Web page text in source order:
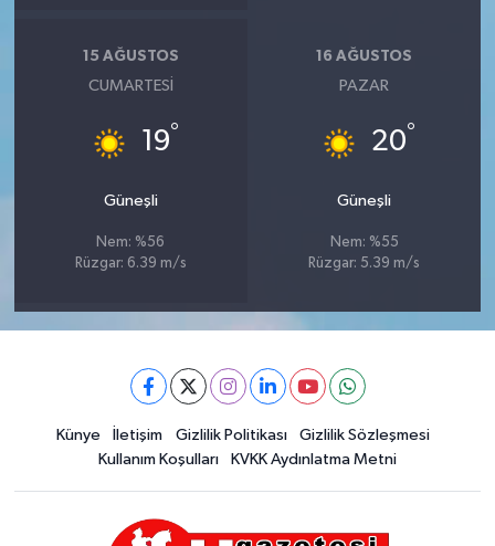
15 AĞUSTOS
CUMARTESI
19°
Güneşli
Nem: %56
Rüzgar: 6.39 m/s
16 AĞUSTOS
PAZAR
20°
Güneşli
Nem: %55
Rüzgar: 5.39 m/s
Künye İletişim Gizlilik Politikası
Gizlilik Sözleşmesi
Kullanım Koşulları
KVKK Aydınlatma Metni